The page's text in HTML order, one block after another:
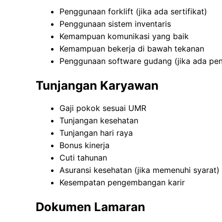
Penggunaan forklift (jika ada sertifikat)
Penggunaan sistem inventaris
Kemampuan komunikasi yang baik
Kemampuan bekerja di bawah tekanan
Penggunaan software gudang (jika ada
Tunjangan Karyawan
Gaji pokok sesuai UMR
Tunjangan kesehatan
Tunjangan hari raya
Bonus kinerja
Cuti tahunan
Asuransi kesehatan (jika memenuhi syarat)
Kesempatan pengembangan karir
Dokumen Lamaran